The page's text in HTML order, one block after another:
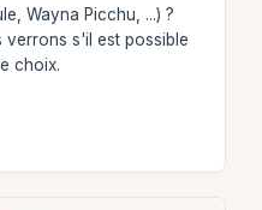
Wayna Picchu, ...) ?
verrons s'il est possible
choix.